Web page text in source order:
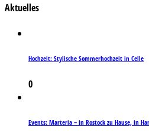
Aktuelles
Hochzeit: Stylische Sommerhochzeit in Celle
0
Events: Marteria – in Rostock zu Hause, in